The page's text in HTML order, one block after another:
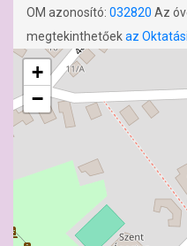
OM azonosító: 032820 Az
megtekinthetőekaz
+
−